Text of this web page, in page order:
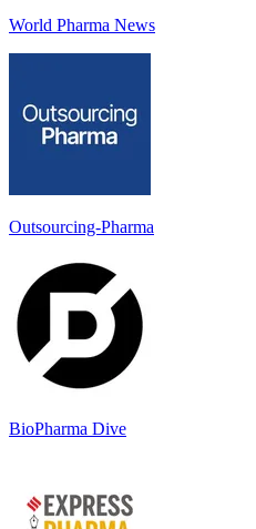
World Pharma News
Outsourcing-Pharma
BioPharma Dive